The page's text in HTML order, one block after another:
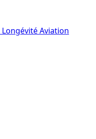
LongévitéAviation